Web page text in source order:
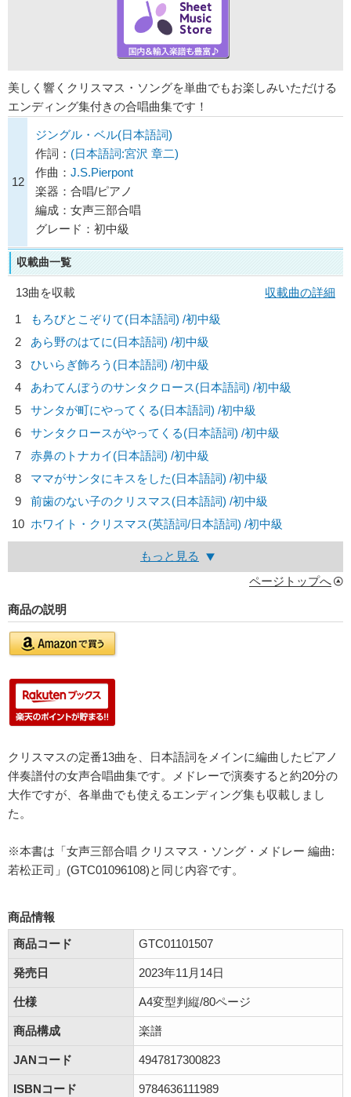
美しく響くクリスマス・ソングを単曲でもお楽しみいただける
エンディング集付きの合唱曲集です！
12
ジングル・ベル(日本語詞)
作詞： (日本語詞:宮沢 章二)
作曲： J.S.Pierpont
楽器：合唱/ピアノ
編成：女声三部合唱
グレード：初中級
収載曲一覧
13曲を収載
収載曲の詳細
1
もろびとこぞりて(日本語詞) /初中級
2
あら野のはてに(日本語詞) /初中級
3
ひいらぎ飾ろう(日本語詞) /初中級
4
あわてんぼうのサンタクロース(日本語詞) /初中級
5
サンタが町にやってくる(日本語詞) /初中級
6
サンタクロースがやってくる(日本語詞) /初中級
7
赤鼻のトナカイ(日本語詞) /初中級
8
ママがサンタにキスをした(日本語詞) /初中級
9
前歯のない子のクリスマス(日本語詞) /初中級
10 ホワイト・クリスマス(英語詞/日本語詞) /初中級
もっと見る
ページトップへ
商品の説明
クリスマスの定番13曲を、日本語詞をメインに編曲したピアノ
伴奏譜付の女声合唱曲集です。メドレーで演奏すると約20分の
大作ですが、各単曲でも使えるエンディング集も収載しまし
た。
※本書は「女声三部合唱 クリスマス・ソング・メドレー 編曲:
若松正司」(GTC01096108)と同じ内容です。
商品情報
商品コード
GTC01101507
発売日 2023年11月14日
仕様 A4変型判縦/80ページ
商品構成 楽譜
JANコード 4947817300823
ISBNコード 9784636111989